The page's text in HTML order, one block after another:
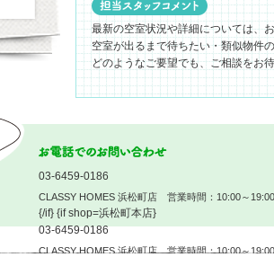
最新の空室状況や詳細については、
空室が出るまで待ちたい・類似物件
どのようなご要望でも、ご相談をお
03-6459-0186
CLASSY HOMES 浜松町店 営業時間：10:00～19:00
{/if} {if shop=浜松町本店}
03-6459-0186
CLASSY HOMES 浜松町店 営業時間：10:00～19:00